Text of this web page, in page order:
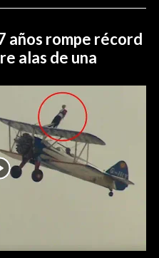
años rompe récord
alas de una